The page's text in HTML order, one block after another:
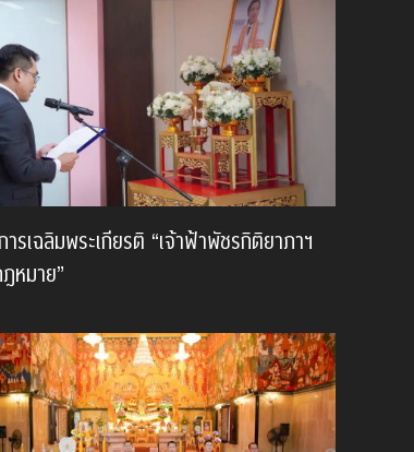
ารเฉลิมพระเกียรติ “เจ้าฟ้าพัชรกิติยาภาฯ
หมาย”